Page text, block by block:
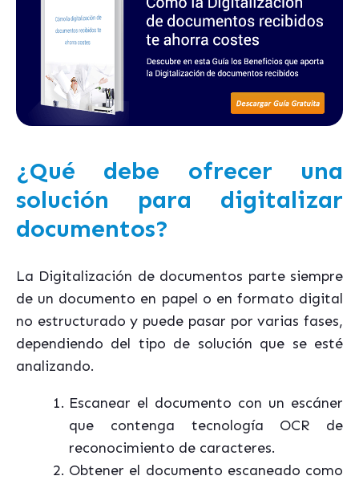
¿Qué debe ofrecer una
solución para digitalizar
documentos?
La Digitalización de documentos parte siempre
de un documento en papel o en formato digital
no estructurado y puede pasar por varias fases,
dependiendo del tipo de solución que se esté
analizando.
Escanear el documento con un escáner
que contenga tecnología OCR de
reconocimiento de caracteres.
Obtener el documento escaneado como